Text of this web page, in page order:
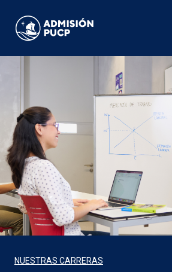
contenido
principal
NUESTRAS CARRERAS